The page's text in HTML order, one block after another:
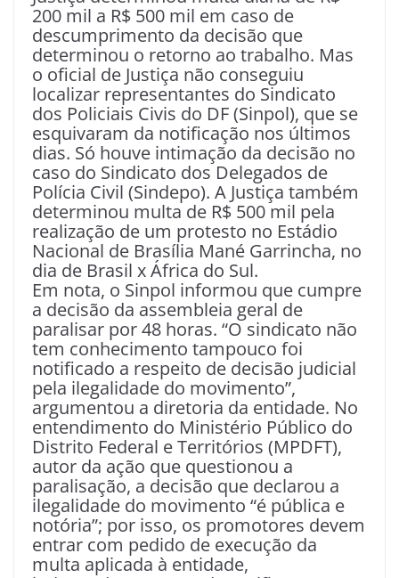
200 mil a R$ 500 mil em caso de
descumprimento da decisão que
determinou o retorno ao trabalho. Mas
o oficial de Justiça não conseguiu
localizar representantes do Sindicato
dos Policiais Civis do DF (Sinpol), que se
esquivaram da notificação nos últimos
dias. Só houve intimação da decisão no
caso do Sindicato dos Delegados de
Polícia Civil (Sindepo). A Justiça também
determinou multa de R$ 500 mil pela
realização de um protesto no Estádio
Nacional de Brasília Mané Garrincha, no
dia de Brasil x África do Sul.
Em nota, o Sinpol informou que cumpre
a decisão da assembleia geral de
paralisar por 48 horas. “O sindicato não
tem conhecimento tampouco foi
notificado a respeito de decisão judicial
pela ilegalidade do movimento”,
argumentou a diretoria da entidade. No
entendimento do Ministério Público do
Distrito Federal e Territórios (MPDFT),
autor da ação que questionou a
paralisação, a decisão que declarou a
ilegalidade do movimento “é pública e
notória”; por isso, os promotores devem
entrar com pedido de execução da
multa aplicada à entidade,